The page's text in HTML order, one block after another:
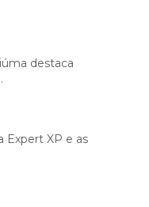
destaca
Expert XP e as